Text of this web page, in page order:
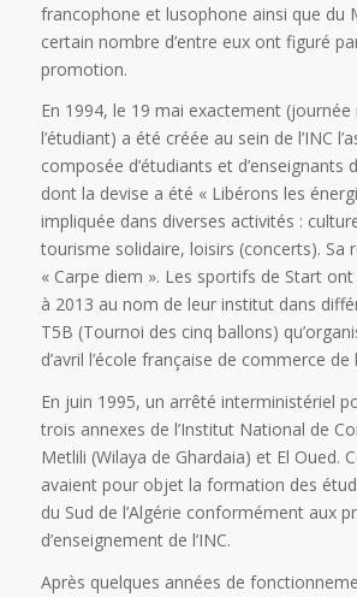
francophone et lusophone ainsi que du
certain nombre d’entre eux ont figuré
promotion.
En 1994, le 19 mai exactement (journée
l’étudiant) a été créée au sein de l’INC
composée d’étudiants et d’enseignants
dont la devise a été « Libérons les
impliquée dans diverses activités :
tourisme solidaire, loisirs (concerts). Sa
« Carpe diem ». Les sportifs de Start
à 2013 au nom de leur institut dans
T5B (Tournoi des cinq ballons)
d’avril l’école française de commerce de
En juin 1995, un arrêté interministériel
trois annexes de l’Institut National de
Metlili (Wilaya de Ghardaia) et El Oued.
avaient pour objet la formation des
du Sud de l’Algérie conformément aux
d’enseignement de l’INC.
Après quelques années de